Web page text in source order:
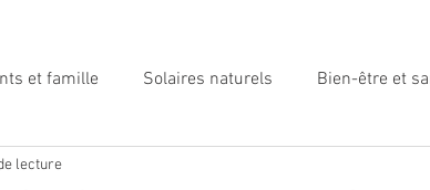
et famille Solaires naturels Bien-être et
engagées
lecture